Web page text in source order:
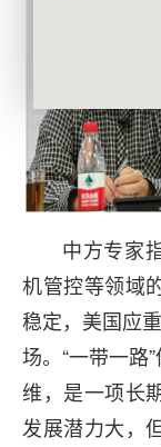
中方专家
机管控等领域
稳定，美国应
场。“一带一路
维，是一项长
发展潜力大，